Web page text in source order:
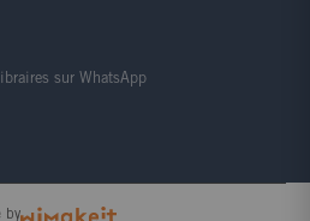
sur WhatsApp
by